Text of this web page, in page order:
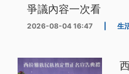
爭議內容一次看
2026-08-04 16:47 生